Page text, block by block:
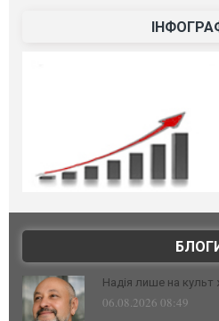
Надія лише на культ
06.08.2026 08:49